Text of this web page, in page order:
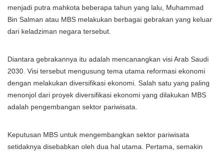
menjadi putra mahkota beberapa tahun yang lalu, Muhammad
Bin Salman atau MBS melakukan berbagai gebrakan yang keluar
dari keladziman negara tersebut.
Diantara gebrakannya itu adalah mencanangkan visi Arab Saudi
2030. Visi tersebut mengusung tema utama reformasi ekonomi
dengan melakukan diversifikasi ekonomi. Salah satu yang paling
menonjol dari proyek diversifikasi ekonomi yang dilakukan MBS
adalah pengembangan sektor pariwisata.
Keputusan MBS untuk mengembangkan sektor pariwisata
setidaknya disebabkan oleh dua hal utama. Pertama, semakin